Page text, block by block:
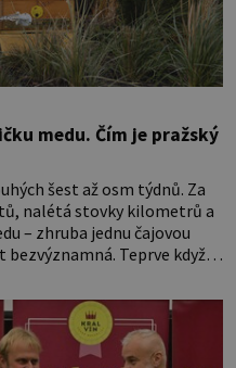
medu. Čím je pražský
šest až osm týdnů. Za
nalétá stovky kilometrů a
– zhruba jednu čajovou
bezvýznamná. Teprve když
organismů